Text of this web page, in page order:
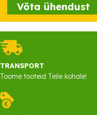
Võta ühendust
TRANSPORT
Toome tooteid Teile kohale!